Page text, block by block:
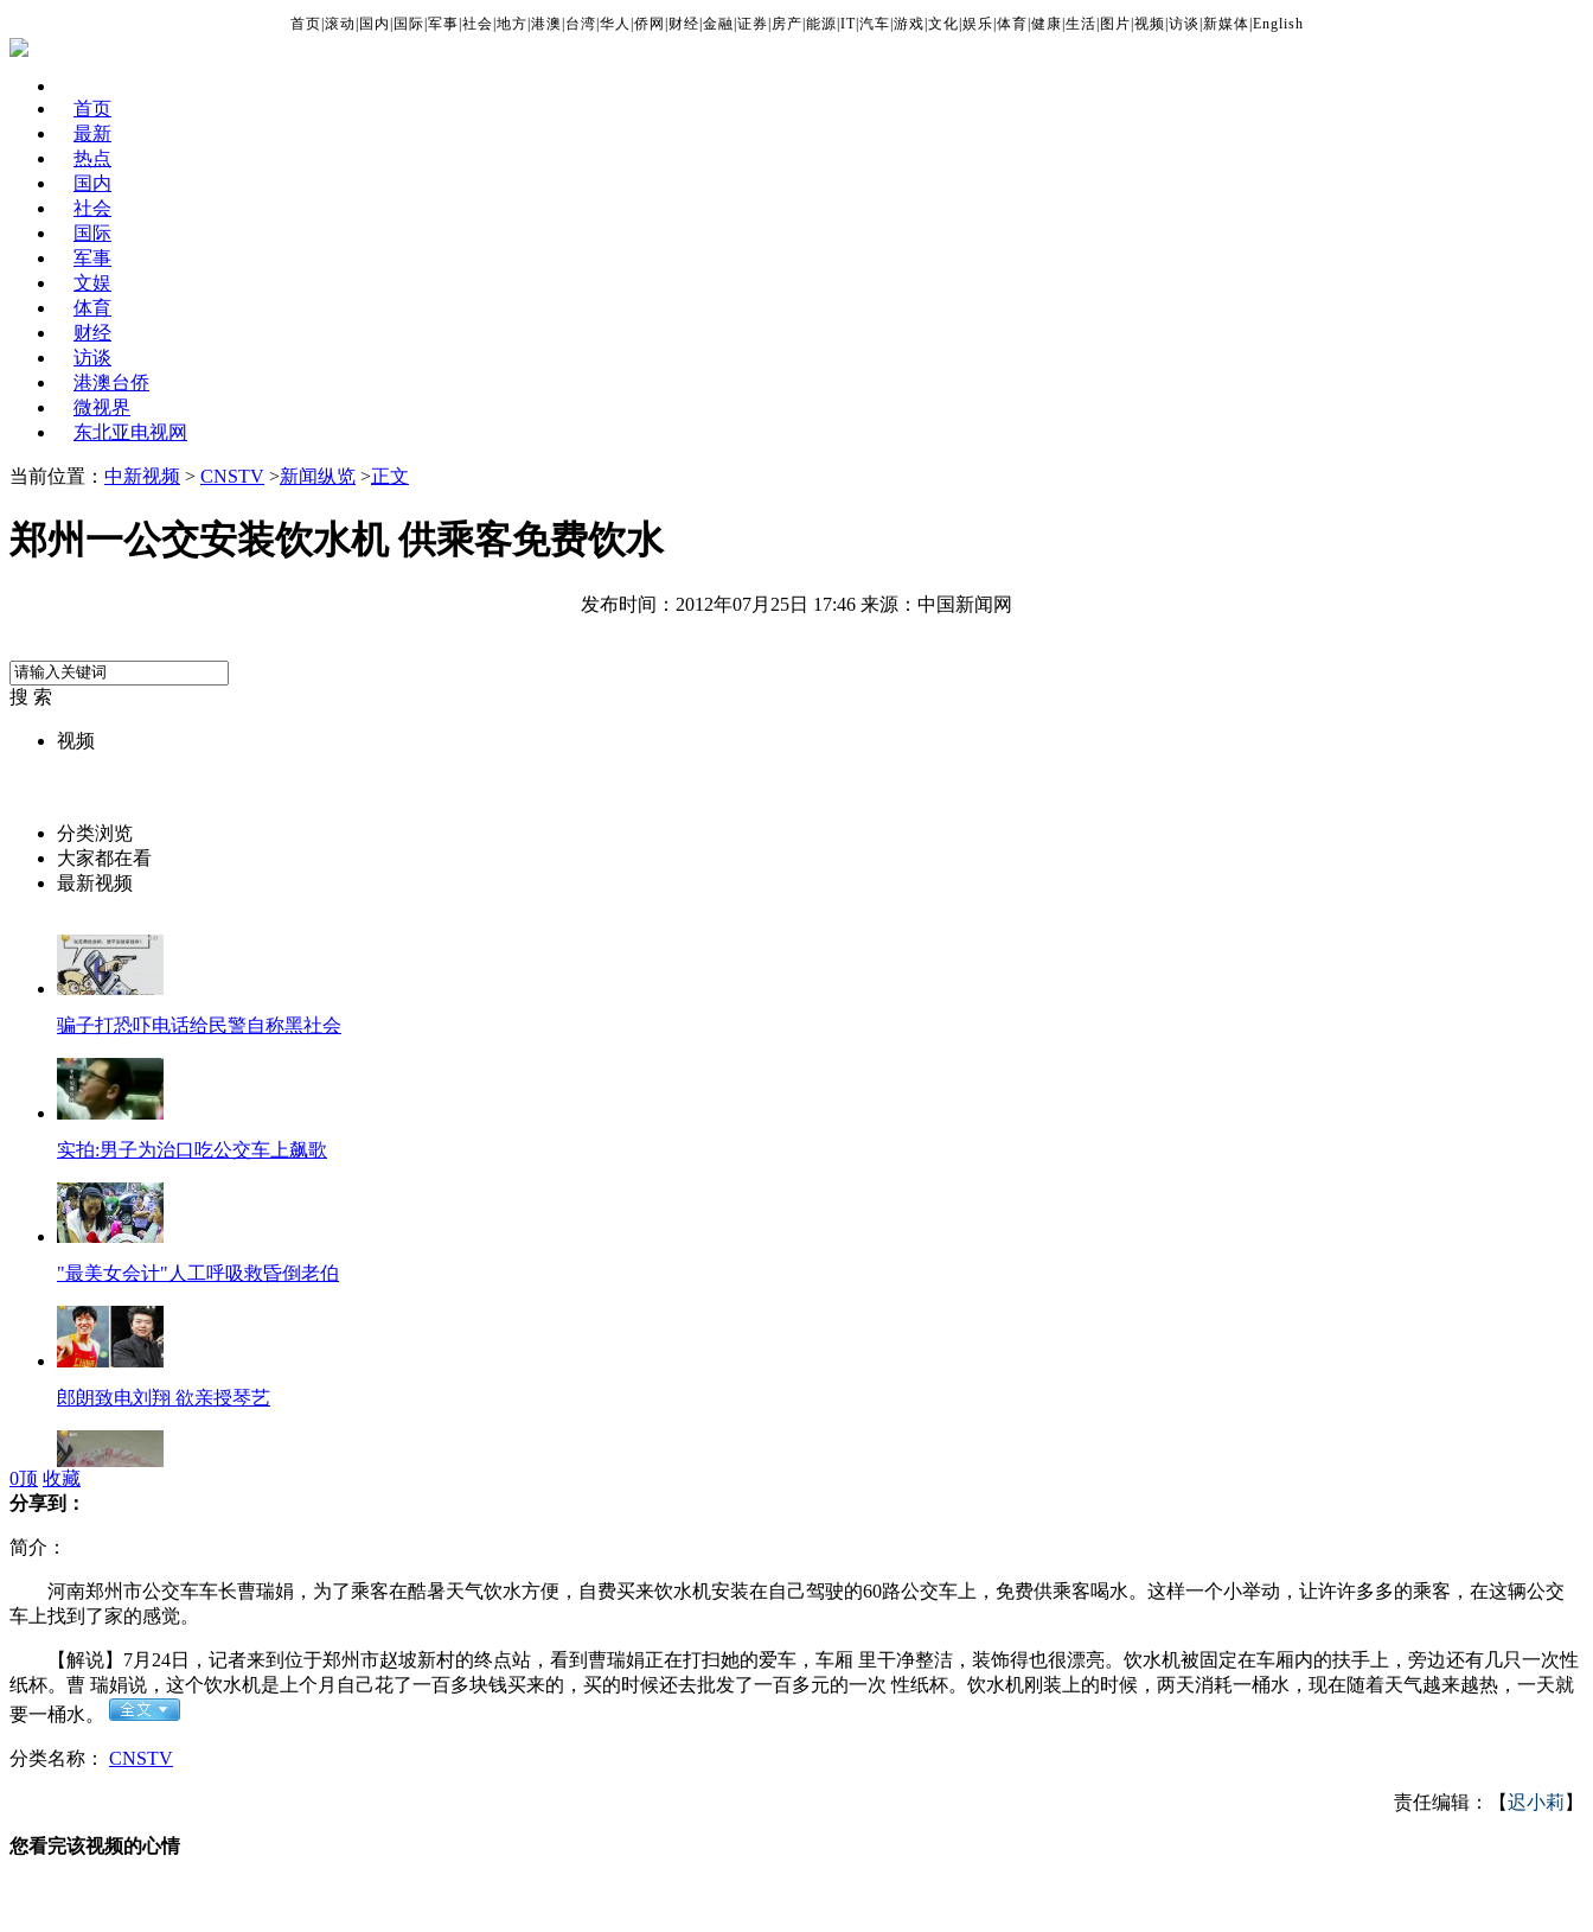
首页 滚动 国内 国际 军事 社会 地方 港澳 台湾 华人 侨网 财经 金融 证券 房产 能源 IT| 汽车 游戏 文化 娱乐 体育 健康 生活 图片 视频 访谈 新媒体 English
首页
最新
热点
国内
社会
国际
军事
文娱
体育
财经
访谈
港澳台侨
微视界
东北亚电视网
当前位置： 中新视频 > CNSTV >新闻纵览 >正文
郑州一公交安装饮水机 供乘客免费饮水
发布时间：2012年07月25日 17:46 来源：中国新闻网
搜 索
视频
分类浏览
大家都在看
最新视频
骗子打恐吓电话给民警自称黑社会
实拍:男子为治口吃公交车上飙歌
"最美女会计"人工呼吸救昏倒老伯
郎朗致电刘翔 欲亲授琴艺
俩儿媳为争婆婆百万房产互咬齐住院
小学生暴晒排练 老师打伞指挥遭批
0顶 收藏
分享到：
简介：
河南郑州市公交车车长曹瑞娟，为了乘客在酷暑天气饮水方便，自费买来饮水机安装在自己驾驶的60路公交车上，免费供乘客喝水。这样一个小举动，让许许多多的乘客，在这辆公交
车上找到了家的感觉。
【解说】7月24日，记者来到位于郑州市赵坡新村的终点站，看到曹瑞娟正在打扫她的爱车，车厢 里干净整洁，装饰得也很漂亮。饮水机被固定在车厢内的扶手上，旁边还有几只一次性
纸杯。曹 瑞娟说，这个饮水机是上个月自己花了一百多块钱买来的，买的时候还去批发了一百多元的一次 性纸杯。饮水机刚装上的时候，两天消耗一桶水，现在随着天气越来越热，一天就
要一桶水。
分类名称： CNSTV
责任编辑：【迟小莉 】
您看完该视频的心情